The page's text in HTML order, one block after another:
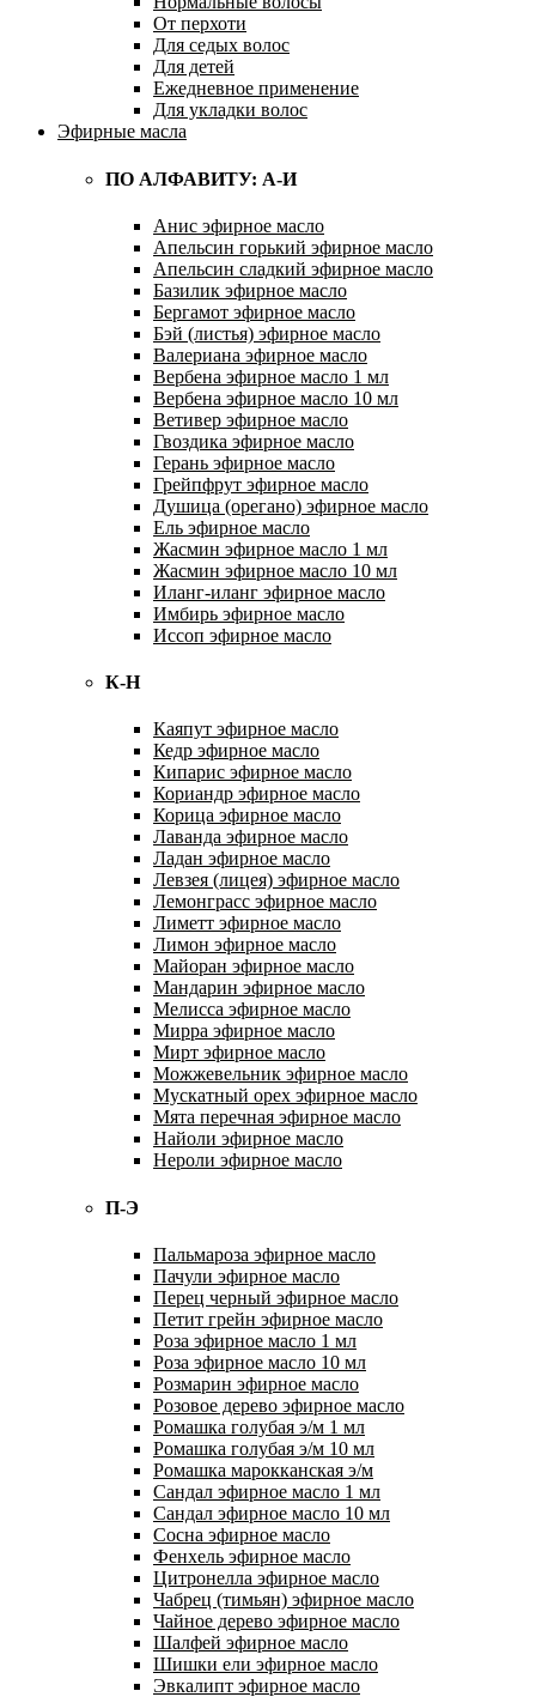
От перхоти
Для седых волос
Для детей
Ежедневное применение
Для укладки волос
Эфирные масла
ПО АЛФАВИТУ: А-И
Анис эфирное масло
Апельсин горький эфирное масло
Апельсин сладкий эфирное масло
Базилик эфирное масло
Бергамот эфирное масло
Бэй (листья) эфирное масло
Валериана эфирное масло
Вербена эфирное масло 1 мл
Вербена эфирное масло 10 мл
Ветивер эфирное масло
Гвоздика эфирное масло
Герань эфирное масло
Грейпфрут эфирное масло
Душица (орегано) эфирное масло
Ель эфирное масло
Жасмин эфирное масло 1 мл
Жасмин эфирное масло 10 мл
Иланг-иланг эфирное масло
Имбирь эфирное масло
Иссоп эфирное масло
К-Н
Каяпут эфирное масло
Кедр эфирное масло
Кипарис эфирное масло
Кориандр эфирное масло
Корица эфирное масло
Лаванда эфирное масло
Ладан эфирное масло
Левзея (лицея) эфирное масло
Лемонграсс эфирное масло
Лиметт эфирное масло
Лимон эфирное масло
Майоран эфирное масло
Мандарин эфирное масло
Мелисса эфирное масло
Мирра эфирное масло
Мирт эфирное масло
Можжевельник эфирное масло
Мускатный орех эфирное масло
Мята перечная эфирное масло
Найоли эфирное масло
Нероли эфирное масло
П-Э
Пальмароза эфирное масло
Пачули эфирное масло
Перец черный эфирное масло
Петит грейн эфирное масло
Роза эфирное масло 1 мл
Роза эфирное масло 10 мл
Розмарин эфирное масло
Розовое дерево эфирное масло
Ромашка голубая э/м 1 мл
Ромашка голубая э/м 10 мл
Ромашка марокканская э/м
Сандал эфирное масло 1 мл
Сандал эфирное масло 10 мл
Сосна эфирное масло
Фенхель эфирное масло
Цитронелла эфирное масло
Чабрец (тимьян) эфирное масло
Чайное дерево эфирное масло
Шалфей эфирное масло
Шишки ели эфирное масло
Эвкалипт эфирное масло